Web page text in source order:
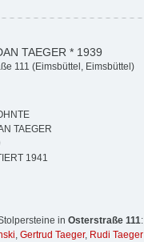
TAEGER * 1939
111 (Eimsbüttel, Eimsbüttel)
TAEGER
1941
in Osterstraße 111:
, Gertrud Taeger, Rudi Taeger